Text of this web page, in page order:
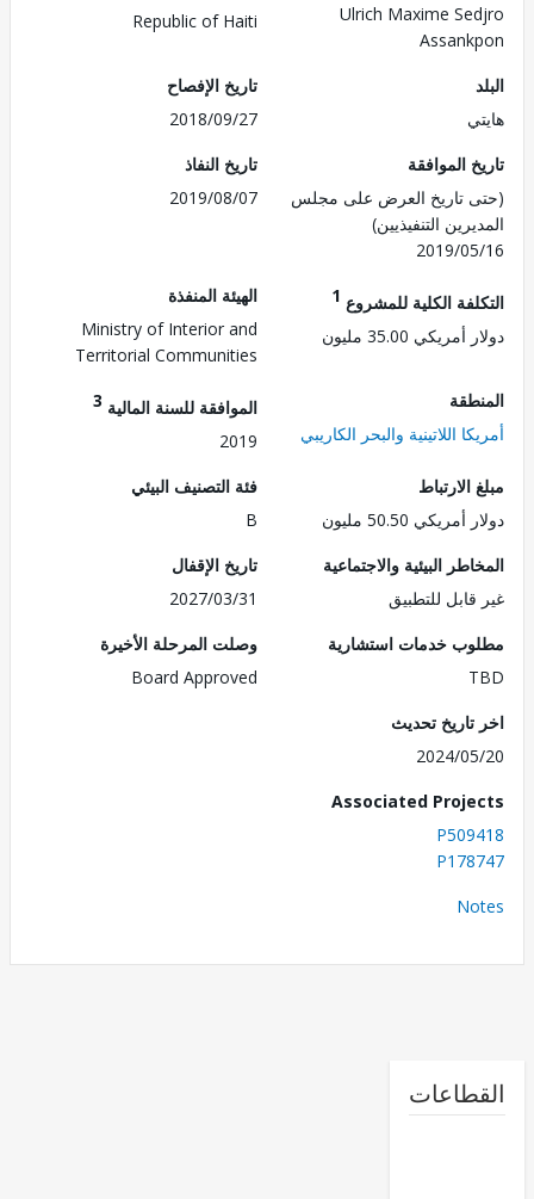
Ulrich Maxime
Republic of Haiti
تاريخ الإفصاح
2018/09/27
الموافقة
تاريخ العرض على مجلس
التنفيذيين)
2019/
تاريخ النفاذ
2019/08/07
الكلية للمشروع1
35.00 مليون
الهيئة المنفذة
Ministry of Interior and
Territorial Communities
اللاتينية والبحر الكاريبي
الموافقة للسنة المالية3
2019
50.50 مليون
فئة التصنيف البيئي
البيئية والاجتماعية
للتطبيق
تاريخ الإقفال
2027/03/31
خدمات استشارية
وصلت المرحلة الأخيرة
Board Approved
تحديث
2024/
Associated